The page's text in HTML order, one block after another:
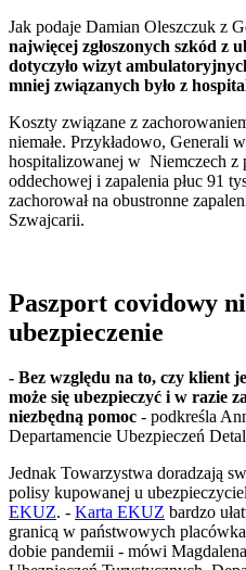
Jak podaje Damian Oleszczuk z
najwięcej zgłoszonych szkód z
dotyczyło wizyt
mniej związanych było z
Koszty związane z
niemałe. Przykładowo, Generali
hospitalizowanej w Niemczech z
oddechowej i zapalenia płuc 91
zachorował na obustronne
Szwajcarii.
Paszport covidowy
ubezpieczenie
- Bez względu na to, czy klient
może się ubezpieczyć i w razie
niezbędną pomoc - podkreśla
Departamencie Ubezpieczeń
Jednak Towarzystwa doradzają
polisy kupowanej u
EKUZ. - Karta EKUZ bardzo
granicą w państwowych
dobie pandemii - mówi